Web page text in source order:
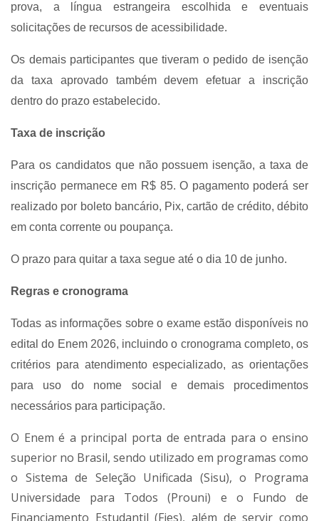
prova, a língua estrangeira escolhida e eventuais
solicitações de recursos de acessibilidade.
Os demais participantes que tiveram o pedido de isenção
da taxa aprovado também devem efetuar a inscrição
dentro do prazo estabelecido.
Taxa de inscrição
Para os candidatos que não possuem isenção, a taxa de
inscrição permanece em R$ 85. O pagamento poderá ser
realizado por boleto bancário, Pix, cartão de crédito, débito
em conta corrente ou poupança.
O prazo para quitar a taxa segue até o dia 10 de junho.
Regras e cronograma
Todas as informações sobre o exame estão disponíveis no
edital do Enem 2026, incluindo o cronograma completo, os
critérios para atendimento especializado, as orientações
para uso do nome social e demais procedimentos
necessários para participação.
O Enem é a principal porta de entrada para o ensino
superior no Brasil, sendo utilizado em programas como
o Sistema de Seleção Unificada (Sisu), o Programa
Universidade para Todos (Prouni) e o Fundo de
Financiamento Estudantil (Fies), além de servir como